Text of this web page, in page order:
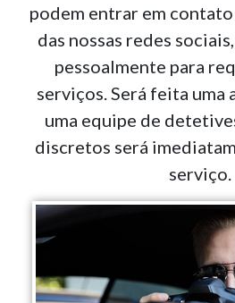
podem entrar em
das nossas redes
pessoalmente para
serviços. Será feita uma
uma equipe de
discretos será
serviço.